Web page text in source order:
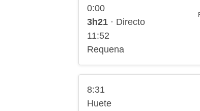
0:00
3h21 · Directo
11:52
Requena
8:31
Huete